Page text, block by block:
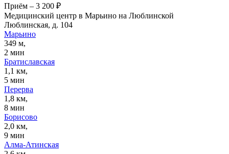
Приём – 3 200 ₽
Медицинский центр в Марьино на Люблинской
Люблинская, д. 104
Марьино
349 м,
2 мин
Братиславская
1,1 км,
5 мин
Перерва
1,8 км,
8 мин
Борисово
2,0 км,
9 мин
Алма-Атинская